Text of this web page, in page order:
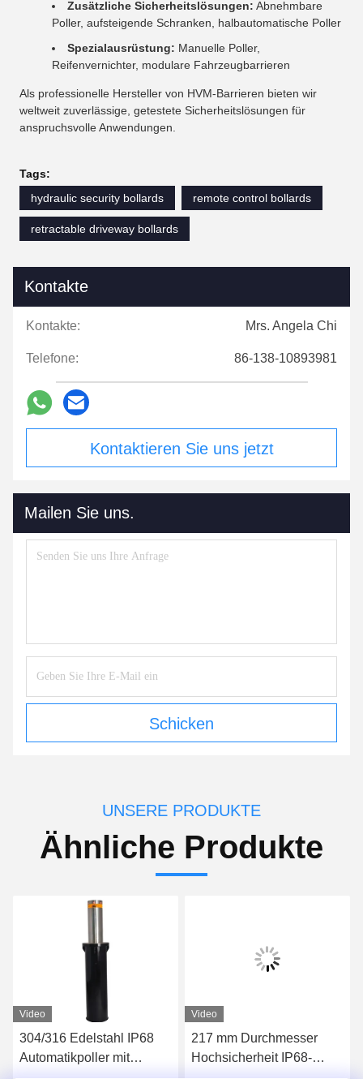
Zusätzliche Sicherheitslösungen: Abnehmbare
Poller, aufsteigende Schranken, halbautomatische Poller
Spezialausrüstung: Manuelle Poller,
Reifenvernichter, modulare Fahrzeugbarrieren
Als professionelle Hersteller von HVM-Barrieren bieten wir
weltweit zuverlässige, getestete Sicherheitslösungen für
anspruchsvolle Anwendungen.
Tags:
hydraulic security bollards
remote control bollards
retractable driveway bollards
Kontakte
Kontakte: Mrs. Angela Chi
Telefone: 86-138-10893981
Kontaktieren Sie uns jetzt
Mailen Sie uns.
Schicken
UNSERE PRODUKTE
Ähnliche Produkte
Video
304/316 Edelstahl IP68
Automatikpoller mit
Video
217 mm Durchmesser
Hochsicherheit IP68-